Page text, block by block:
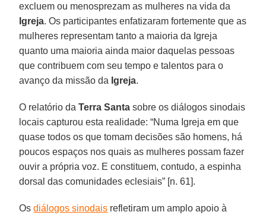
excluem ou menosprezam as mulheres na vida da
Igreja. Os participantes enfatizaram fortemente que as
mulheres representam tanto a maioria da Igreja
quanto uma maioria ainda maior daquelas pessoas
que contribuem com seu tempo e talentos para o
avanço da missão da Igreja.
O relatório daTerra Santa sobre os diálogos sinodais
locais capturou esta realidade: “Numa Igreja em que
quase todos os que tomam decisões são homens, há
poucos espaços nos quais as mulheres possam fazer
ouvir a própria voz. E constituem, contudo, a espinha
dorsal das comunidades eclesiais” [n. 61].
Osdiálogos sinodais refletiram um amplo apoio à